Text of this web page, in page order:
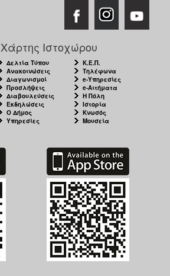
Χάρτης Ιστοχώρου
Δελτία Τύπου
Ανακοινώσεις
Διαγωνισμοί
Προσλήψεις
Διαβουλεύσεις
Εκδηλώσεις
Ο Δήμος
Υπηρεσίες
Κ.Ε.Π.
Τηλέφωνα
e-Υπηρεσίες
e-Αιτήματα
Η Πόλη
Ιστορία
Κνωσός
Μουσεία